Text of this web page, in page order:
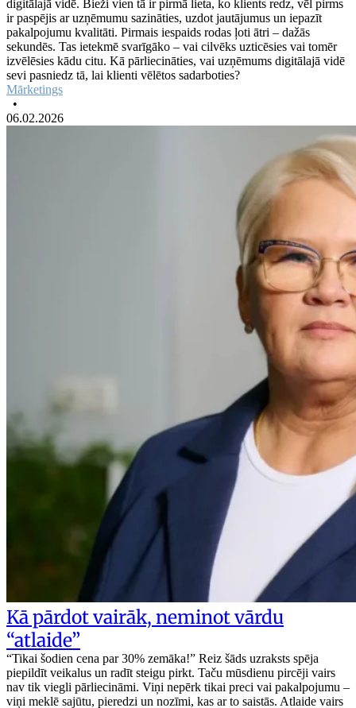
digitālajā vidē. Bieži vien tā ir pirmā lieta, ko klients redz, vēl pirms
ir paspējis ar uzņēmumu sazināties, uzdot jautājumus un iepazīt
pakalpojumu kvalitāti. Pirmais iespaids rodas ļoti ātri – dažās
sekundēs. Tas ietekmē svarīgāko – vai cilvēks uzticēsies vai tomēr
izvēlēsies kādu citu. Kā pārliecināties, vai uzņēmums digitālajā vidē
sevi pasniedz tā, lai klienti vēlētos sadarboties?
Mārketings
•
06.02.2026
Kā pārdot vairāk, neminot vārdu
“atlaide”
“Tikai šodien cena par 30% zemāka!” Reiz šāds uzraksts spēja
piepildīt veikalus un radīt steigu pirkt. Taču mūsdienu pircēji vairs
nav tik viegli pārliecināmi. Viņi nepērk tikai preci vai pakalpojumu –
viņi meklē sajūtu, pieredzi un nozīmi, kas ar to saistās. Atlaide vairs